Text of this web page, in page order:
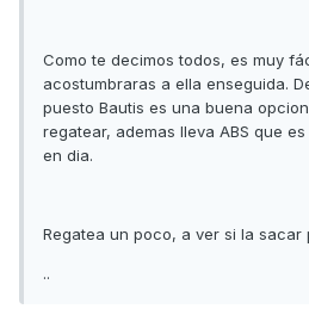
Como te decimos todos, es muy
acostumbraras a ella enseguida.
puesto Bautis es una buena
regatear, ademas lleva ABS que
en dia.
Regatea un poco, a ver si la sacar
..